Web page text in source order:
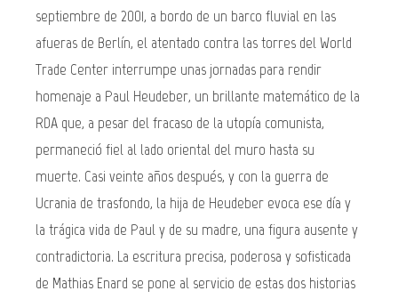
septiembre de 2001, a bordo de un barco fluvial en las
afueras de Berlín, el atentado contra las torres del World
Trade Center interrumpe unas jornadas para rendir
homenaje a Paul Heudeber, un brillante matemático de la
RDA que, a pesar del fracaso de la utopía comunista,
permaneció fiel al lado oriental del muro hasta su
muerte. Casi veinte años después, y con la guerra de
Ucrania de trasfondo, la hija de Heudeber evoca ese día y
la trágica vida de Paul y de su madre, una figura ausente y
contradictoria. La escritura precisa, poderosa y sofisticada
de Mathias Enard se pone al servicio de estas dos historias